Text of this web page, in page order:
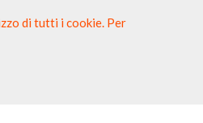
di tutti i cookie. Per